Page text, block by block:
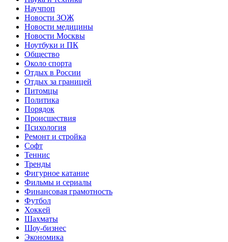
Научпоп
Новости ЗОЖ
Новости медицины
Новости Москвы
Ноутбуки и ПК
Общество
Около спорта
Отдых в России
Отдых за границей
Питомцы
Политика
Порядок
Происшествия
Психология
Ремонт и стройка
Софт
Теннис
Тренды
Фигурное катание
Фильмы и сериалы
Финансовая грамотность
Футбол
Хоккей
Шахматы
Шоу-бизнес
Экономика